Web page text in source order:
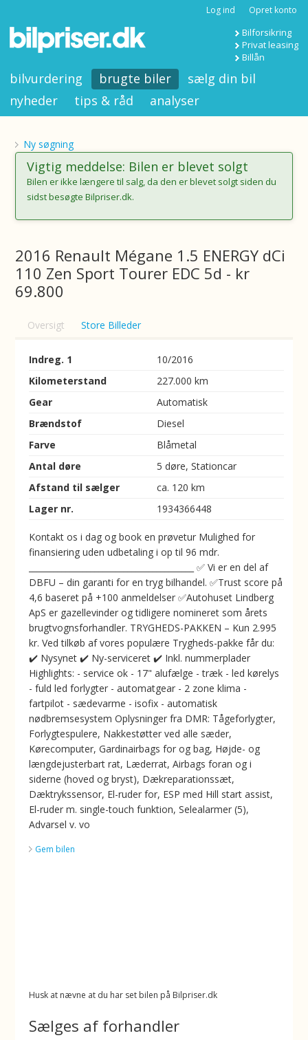
Log ind Opret konto
Bilforsikring
Privat leasing
Billån
bilvurdering brugte biler
sælg din bil
nyheder
tips & råd analyser
Ny søgning
Vigtig meddelse: Bilen er blevet solgt
Bilen er ikke længere til salg, da den er blevet solgt siden du
sidst besøgte Bilpriser.dk.
2016 Renault Mégane 1.5 ENERGY dCi
110 Zen Sport Tourer EDC 5d - kr
69.800
Oversigt Store Billeder
Indreg. 1
10/2016
Kilometerstand
227.000 km
Gear
Automatisk
Brændstof
Diesel
Farve
Blåmetal
Antal døre
5 døre, Stationcar
Afstand til sælger
ca. 120 km
Lager nr.
1934366448
Kontakt os i dag og book en prøvetur Mulighed for
finansiering uden udbetaling i op til 96 mdr.
________________________________________ ✅ Vi er en del af
DBFU – din garanti for en tryg bilhandel. ✅Trust score på
4,6 baseret på +100 anmeldelser ✅Autohuset Lindberg
ApS er gazellevinder og tidligere nomineret som årets
brugtvognsforhandler. TRYGHEDS-PAKKEN – Kun 2.995
kr. Ved tilkøb af vores populære Trygheds-pakke får du:
✔️ Nysynet ✔️ Ny-serviceret ✔️ Inkl. nummerplader
Highlights: - service ok - 17" alufælge - træk - led kørelys
- fuld led forlygter - automatgear - 2 zone klima -
fartpilot - sædevarme - isofix - automatisk
nødbremsesystem Oplysninger fra DMR: Tågeforlygter,
Forlygtespulere, Nakkestøtter ved alle sæder,
Kørecomputer, Gardinairbags for og bag, Højde- og
længdejusterbart rat, Læderrat, Airbags foran og i
siderne (hoved og bryst), Dækreparationssæt,
Dæktrykssensor, El-ruder for, ESP med Hill start assist,
El-ruder m. single-touch funktion, Selealarmer (5),
Advarsel v. vo
Gem bilen
Husk at nævne at du har set bilen på Bilpriser.dk
Sælges af forhandler